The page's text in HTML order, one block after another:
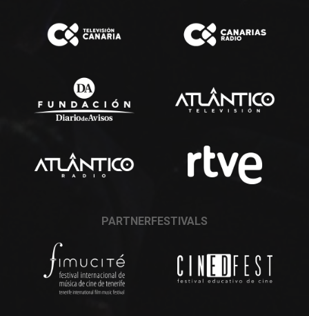
PARTNERFESTIVALS